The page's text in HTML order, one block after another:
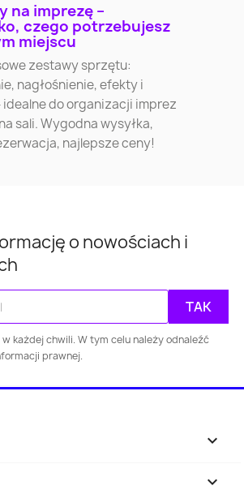
Kraków Łódź
Szczecin Bydgoszcz
na imprezę –
czego potrzebujesz
miejscu
zestawy sprzętu:
nagłośnienie, efekty i
idealne do organizacji imprez
sali. Wygodna wysyłka,
najlepsze ceny!
o nowościach i
każdej chwili. W tym celu należy odnaleźć
prawnej.

